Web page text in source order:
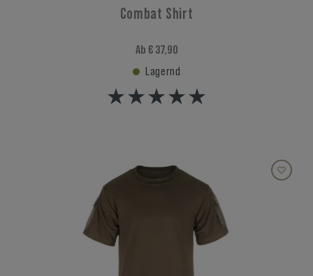
Combat Shirt
Ab € 37,90
Lagernd